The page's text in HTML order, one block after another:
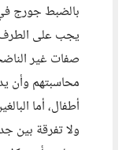
بالضبط جورج في
يجب على الطرف
صفات غير
محاسبتهم وأن
أطفال، أما
ولا تفرقة بين